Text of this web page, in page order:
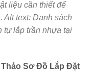
liệu cần thiết để
Alt text: Danh sách
tự lắp trần nhựa tại
Sơ Đồ Lắp Đặt